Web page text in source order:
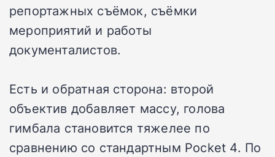
репортажных съёмок, съёмки
мероприятий и работы
документалистов.
Есть и обратная сторона: второй
объектив добавляет массу, голова
гимбала становится тяжелее по
сравнению со стандартным Pocket 4. По